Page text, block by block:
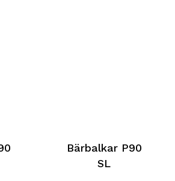
Bärbalkar P90
SL